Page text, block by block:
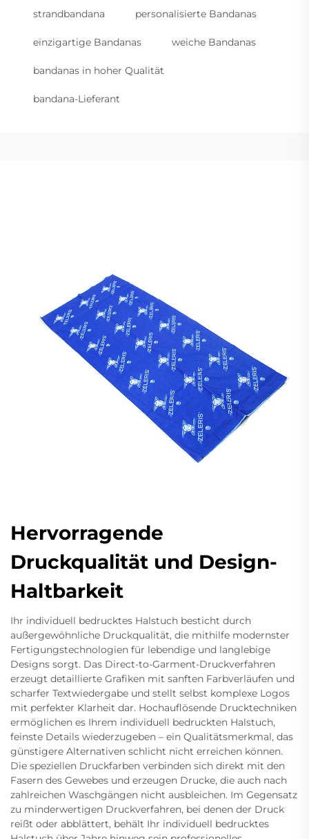
strandbandana personalisierte Bandanas
einzigartige Bandanas weiche Bandanas
bandanas in hoher Qualität
bandana-Lieferant
Hervorragende
Druckqualität und Design-
Haltbarkeit
Ihr individuell bedrucktes Halstuch besticht durch
außergewöhnliche Druckqualität, die mithilfe modernster
Fertigungstechnologien für lebendige und langlebige
Designs sorgt. Das Direct-to-Garment-Druckverfahren
erzeugt detaillierte Grafiken mit sanften Farbverläufen und
scharfer Textwiedergabe und stellt selbst komplexe Logos
mit perfekter Klarheit dar. Hochauflösende Drucktechniken
ermöglichen es Ihrem individuell bedruckten Halstuch,
feinste Details wiederzugeben – ein Qualitätsmerkmal, das
günstigere Alternativen schlicht nicht erreichen können.
Die speziellen Druckfarben verbinden sich direkt mit den
Fasern des Gewebes und erzeugen Drucke, die auch nach
zahlreichen Waschgängen nicht ausbleichen. Im Gegensatz
zu minderwertigen Druckverfahren, bei denen der Druck
reißt oder abblättert, behält Ihr individuell bedrucktes